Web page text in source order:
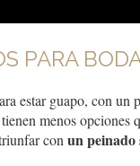
PARA
estar guapo, con
menos opciones
con un peinado